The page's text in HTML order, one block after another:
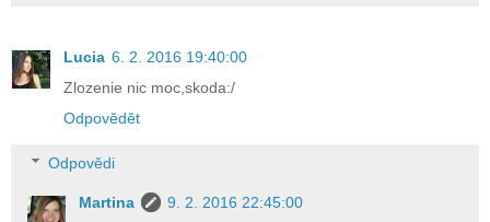
Lucia 6. 2. 2016 19:40:00
Zlozenie nic moc,skoda:/
Odpovědět
Odpovědi
Martina
9. 2. 2016 22:45:00